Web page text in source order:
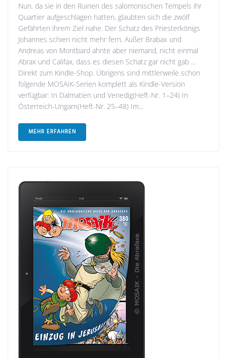
Nun, da sie in den Ruinen des salomonischen Tempels ihr
Quartier aufgeschlagen hatten, glaubten sich die zwölf
Gefährten ihrem Ziel nahe. Der Schatz des Priesterkönigs
Johannes schien nicht mehr fern. Außer Brabax und
Andreas von Montbard ahnte aber niemand, nicht einmal
Abrax und Califax, dass es diesen Schatz gar nicht gab ...
Direkt zum Kindle-Shop. Übrigens sind mittlerweile schon
folgende MOSAIK-Serien komplett als Kindle-Version
verfügbar: In Dalmatien und Venedig(Heft-Nr. 1–24) In
Österreich-Ungarn(Heft-Nr. 25–48) Im...
MEHR ERFAHREN